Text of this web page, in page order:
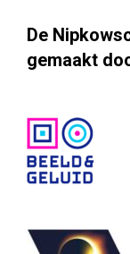
De
gemaakt